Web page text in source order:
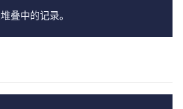
叠中的记录。